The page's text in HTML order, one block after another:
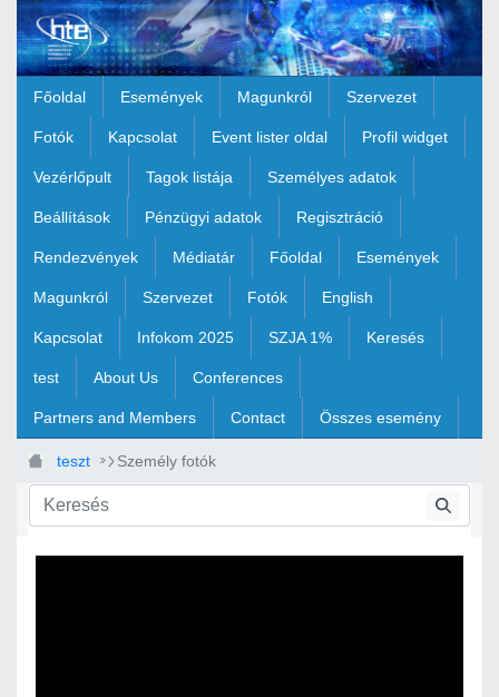
Ugrás a fő tartalomhoz
Főoldal Események Magunkról Szervezet
Fotók Kapcsolat Event lister oldal Profil widget
Vezérlőpult Tagok listája Személyes adatok
Beállítások Pénzügyi adatok Regisztráció
Rendezvények Médiatár Főoldal Események
Magunkról Szervezet Fotók English
Kapcsolat Infokom 2025 SZJA 1% Keresés
test About Us Conferences
Partners and Members Contact Összes esemény
teszt Személy fotók